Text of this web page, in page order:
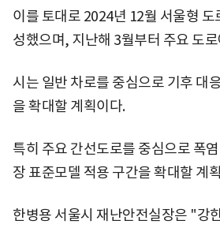
이를 토대로 2024년 12월 서울형
성했으며, 지난해 3월부터 주요 도
시는 일반 차로를 중심으로 기후 대
을 확대할 계획이다.
특히 주요 간선도로를 중심으로 폭
장 표준모델 적용 구간을 확대할 계
한병용 서울시 재난안전실장은 "강